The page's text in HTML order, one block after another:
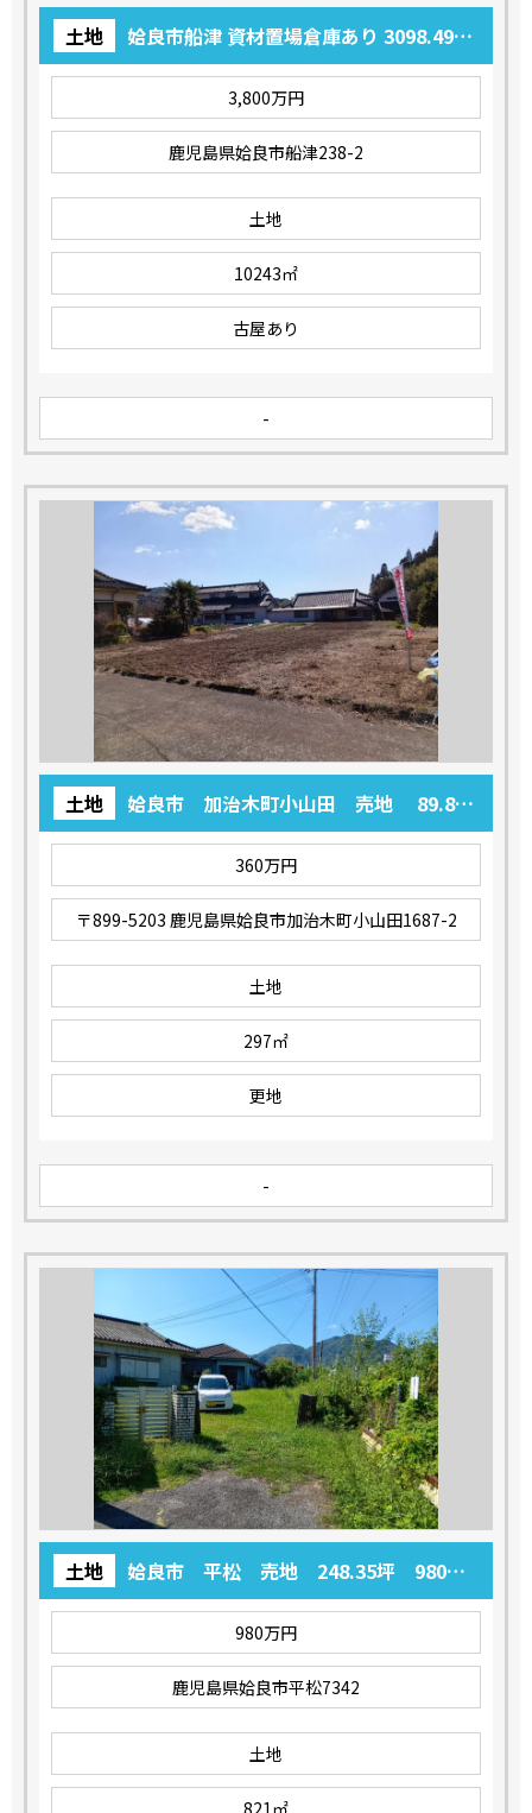
土地
姶良市船津 資材置場倉庫あり 3098.49坪
3,800万円
3,800万円
鹿児島県姶良市船津238-2
土地
10243㎡
古屋あり
-
土地
姶良市 加治木町小山田 売地 89.84
坪 360万円
360万円
〒899-5203 鹿児島県姶良市加治木町小山田1687-2
土地
297㎡
更地
-
土地
姶良市 平松 売地 248.35坪 980万
円
980万円
鹿児島県姶良市平松7342
土地
821㎡